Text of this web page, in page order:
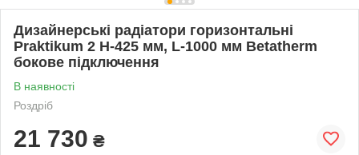
Дизайнерські радіатори горизонтальні
Praktikum 2 H-425 мм, L-1000 мм Betatherm
бокове підключення
В наявності
Роздріб
21 730 ₴